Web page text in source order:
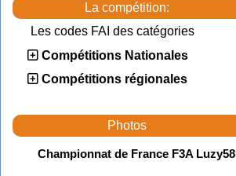
La compétition:
Les codes FAI des catégories
Compétitions Nationales
Compétitions régionales
Photos
Championnat de France F3A Luzy58